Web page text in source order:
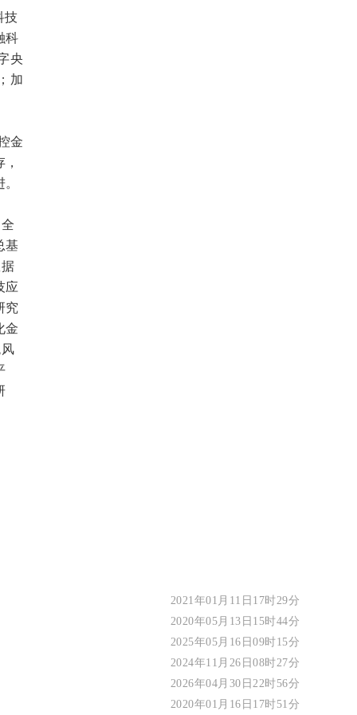
技
科
央
加
金
基
应
究
金
2021年01月11日17时29分
2020年05月13日15时44分
2025年05月16日09时15分
2024年11月26日08时27分
2026年04月30日22时56分
2020年01月16日17时51分